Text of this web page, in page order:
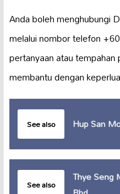
Anda boleh menghubungi
melalui nombor telefon
pertanyaan atau
membantu dengan
See also Hup San
See also
Thye Seng